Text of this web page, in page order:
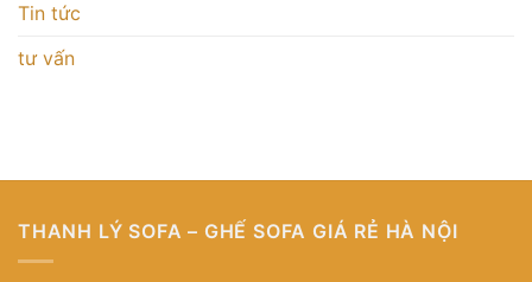
Tin tức
tư vấn
THANH LÝ SOFA – GHẾ SOFA GIÁ RẺ HÀ NỘI